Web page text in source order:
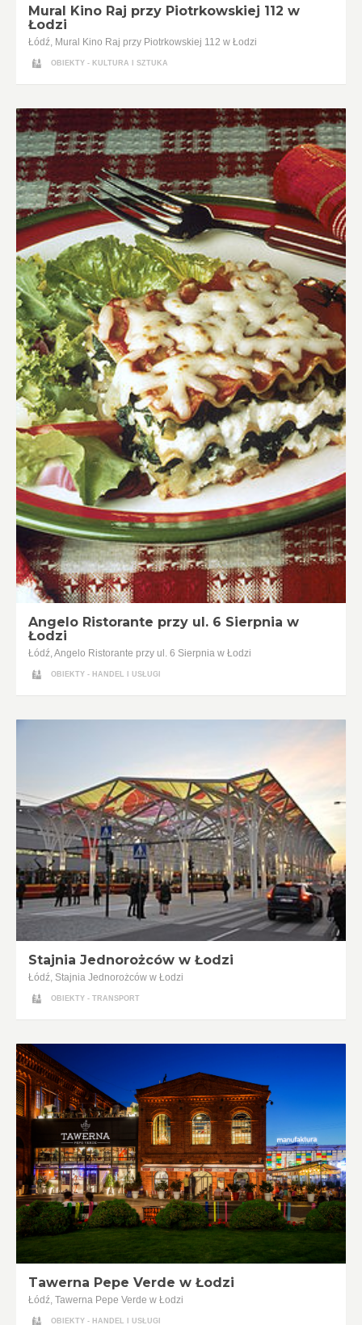
Mural Kino Raj przy Piotrkowskiej 112 w
Łodzi
Łódź, Mural Kino Raj przy Piotrkowskiej 112 w Łodzi
OBIEKTY - KULTURA I SZTUKA
Angelo Ristorante przy ul. 6 Sierpnia w
Łodzi
Łódź, Angelo Ristorante przy ul. 6 Sierpnia w Łodzi
OBIEKTY - HANDEL I USŁUGI
Stajnia Jednorożców w Łodzi
Łódź, Stajnia Jednorożców w Łodzi
OBIEKTY - TRANSPORT
Tawerna Pepe Verde w Łodzi
Łódź, Tawerna Pepe Verde w Łodzi
OBIEKTY - HANDEL I USŁUGI